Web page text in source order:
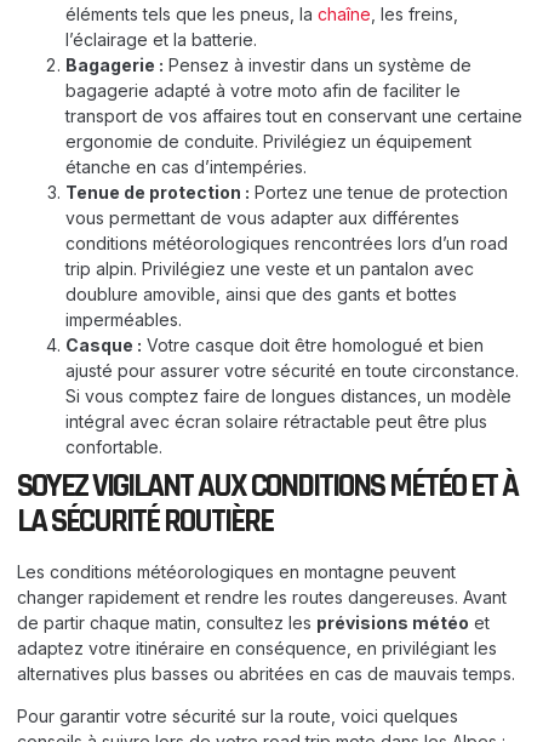
éléments tels que les pneus, la chaîne , les freins,
l’éclairage et la batterie.
Bagagerie : Pensez à investir dans un système de
bagagerie adapté à votre moto afin de faciliter le
transport de vos affaires tout en conservant une certaine
ergonomie de conduite. Privilégiez un équipement
étanche en cas d’intempéries.
Tenue de protection : Portez une tenue de protection
vous permettant de vous adapter aux différentes
conditions météorologiques rencontrées lors d’un road
trip alpin. Privilégiez une veste et un pantalon avec
doublure amovible, ainsi que des gants et bottes
imperméables.
Casque : Votre casque doit être homologué et bien
ajusté pour assurer votre sécurité en toute circonstance.
Si vous comptez faire de longues distances, un modèle
intégral avec écran solaire rétractable peut être plus
confortable.
SOYEZ VIGILANT AUX CONDITIONS MÉTÉO ET À
LA SÉCURITÉ ROUTIÈRE
Les conditions météorologiques en montagne peuvent
changer rapidement et rendre les routes dangereuses. Avant
de partir chaque matin, consultez les prévisions météo et
adaptez votre itinéraire en conséquence, en privilégiant les
alternatives plus basses ou abritées en cas de mauvais temps.
Pour garantir votre sécurité sur la route, voici quelques